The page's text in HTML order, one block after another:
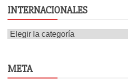
INTERNACIONALES
Internacionales
META